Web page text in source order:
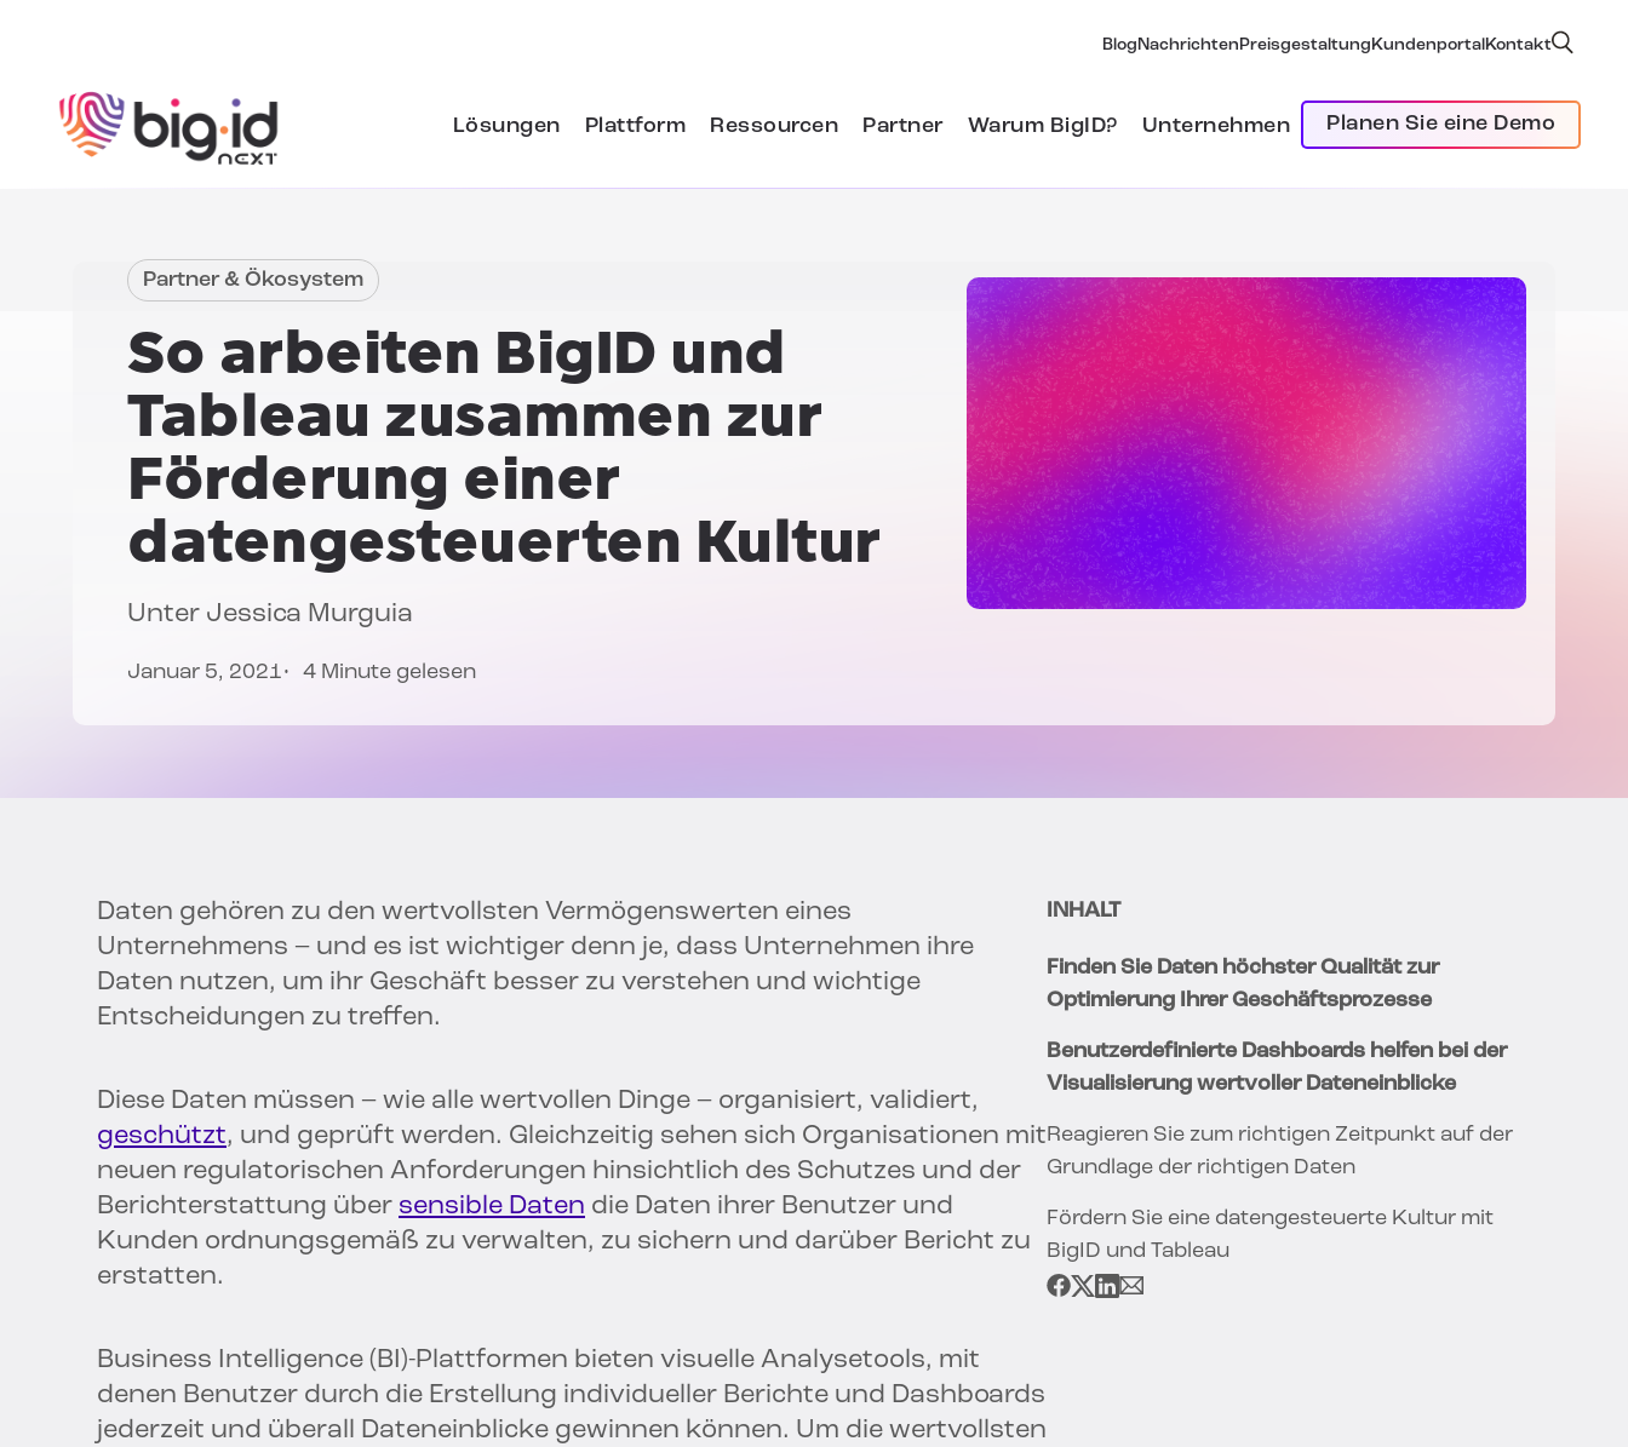
Blog Nachrichten Preisgestaltung KundenportalKontakt
Lösungen Plattform Ressourcen Partner Warum BigID? Unternehmen Planen Sie eine Demo
Partner & Ökosystem
So arbeiten BigID und
Tableau zusammen zur
Förderung einer
datengesteuerten Kultur
Unter Jessica Murguia
Januar 5, 2021 4 Minute gelesen
Daten gehören zu den wertvollsten Vermögenswerten eines
Unternehmens – und es ist wichtiger denn je, dass Unternehmen ihre
Daten nutzen, um ihr Geschäft besser zu verstehen und wichtige
Entscheidungen zu treffen.
Diese Daten müssen – wie alle wertvollen Dinge – organisiert, validiert,
geschützt, und geprüft werden. Gleichzeitig sehen sich Organisationen mit
neuen regulatorischen Anforderungen hinsichtlich des Schutzes und der
Berichterstattung über sensible Daten die Daten ihrer Benutzer und
Kunden ordnungsgemäß zu verwalten, zu sichern und darüber Bericht zu
erstatten.
Business Intelligence (BI)-Plattformen bieten visuelle Analysetools, mit
denen Benutzer durch die Erstellung individueller Berichte und Dashboards
jederzeit und überall Dateneinblicke gewinnen können. Um die wertvollsten
INHALT
Finden Sie Daten höchster Qualität zur
Optimierung Ihrer Geschäftsprozesse
Benutzerdefinierte Dashboards helfen bei der
Visualisierung wertvoller Dateneinblicke
Reagieren Sie zum richtigen Zeitpunkt auf der
Grundlage der richtigen Daten
Fördern Sie eine datengesteuerte Kultur mit
BigID und Tableau